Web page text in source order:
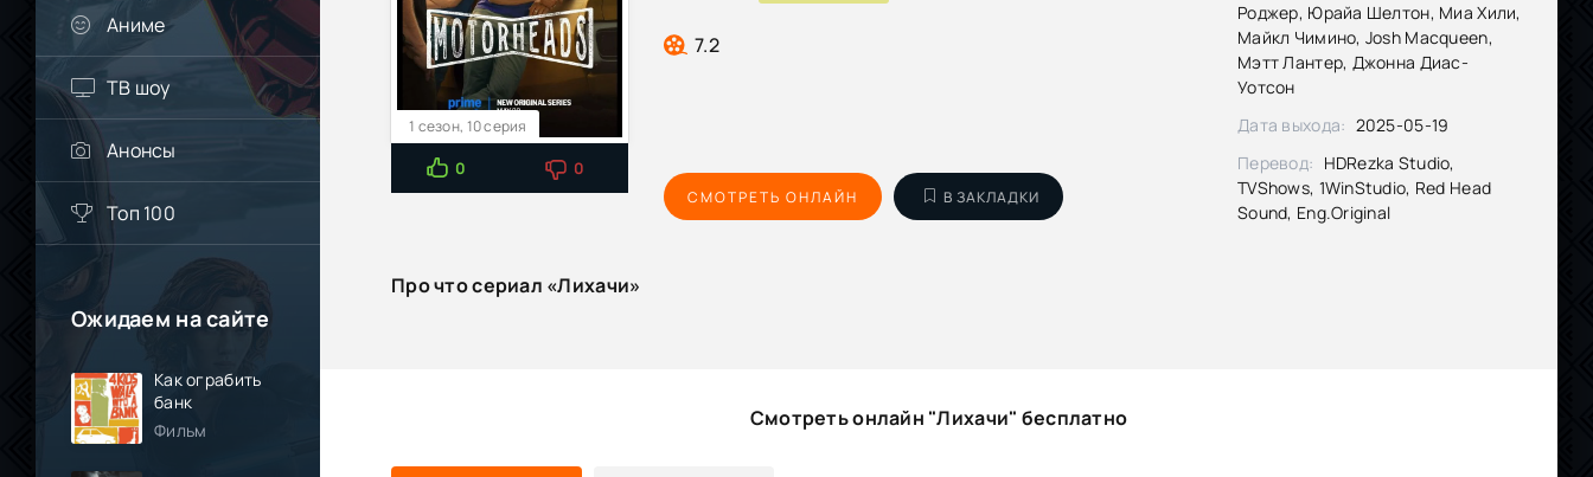
Аниме
ТВ шоу
Анонсы
Топ 100
Ожидаем на сайте
Как ограбить
банк
Фильм
7.2
1 сезон, 10 серия
0 0
СМОТРЕТЬ ОНЛАЙН В ЗАКЛАДКИ
Роджер, Юрайа Шелтон, Миа Хили,
Майкл Чимино, Josh Macqueen,
Мэтт Лантер, Джонна Диас-
Уотсон
Дата выхода: 2025-05-19
Перевод: HDRezka Studio,
TVShows, 1WinStudio, Red Head
Sound, Eng.Original
Про что сериал «Лихачи»
Смотреть онлайн "Лихачи" бесплатно